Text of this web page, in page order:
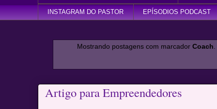
INSTAGRAM DO PASTOR EPÍSODIOS PODCAST
Mostrando postagens com marcador Coach
Artigo para Empreendedores